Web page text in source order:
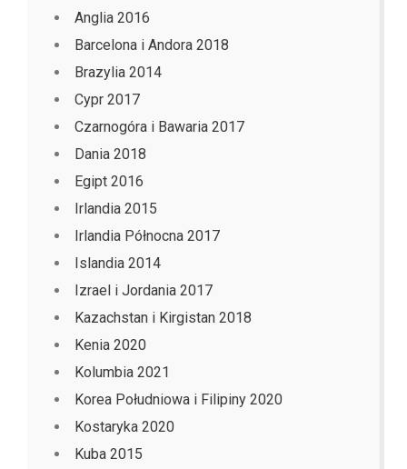
Anglia 2016
Barcelona i Andora 2018
Brazylia 2014
Cypr 2017
Czarnogóra i Bawaria 2017
Dania 2018
Egipt 2016
Irlandia 2015
Irlandia Północna 2017
Islandia 2014
Izrael i Jordania 2017
Kazachstan i Kirgistan 2018
Kenia 2020
Kolumbia 2021
Korea Południowa i Filipiny 2020
Kostaryka 2020
Kuba 2015